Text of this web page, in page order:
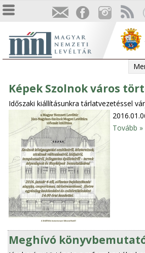
Képek Szolnok város
Időszaki kiállításunkra tárlatvezetéssel
Tovább »
Meghívó